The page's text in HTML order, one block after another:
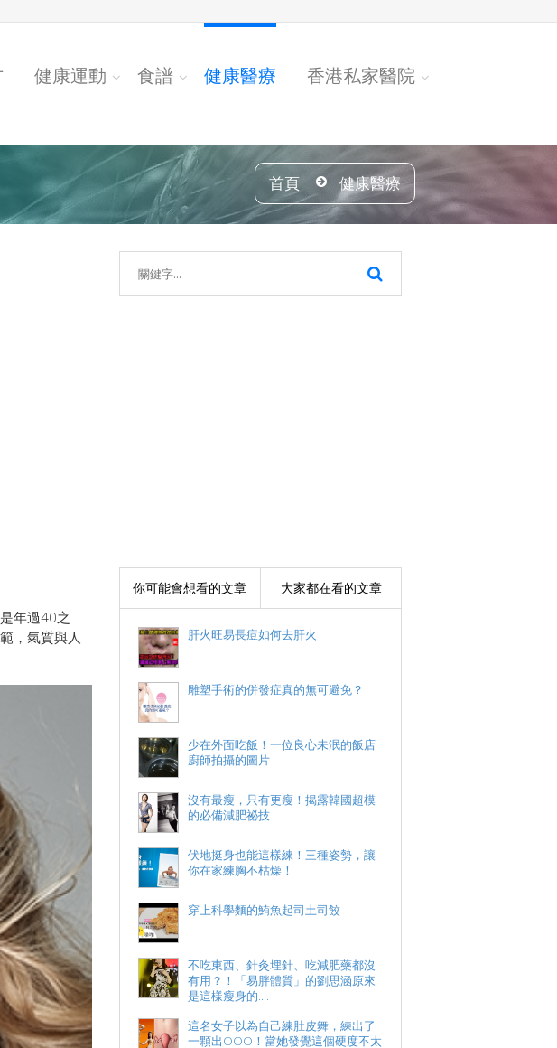
健康運動 食譜 健康醫療 香港私家醫院
首頁 健康醫療
年過40之
，氣質與人
你可能會想看的文章 大家都在看的文章
肝火旺易長痘如何去肝火
雕塑手術的併發症真的無可避免？
少在外面吃飯！一位良心未泯的飯店
廚師拍攝的圖片
沒有最瘦，只有更瘦！揭露韓國超模
的必備減肥祕技
伏地挺身也能這樣練！三種姿勢，讓
你在家練胸不枯燥！
穿上科學麵的鮪魚起司土司餃
不吃東西、針灸埋針、吃減肥藥都沒
有用？！「易胖體質」的劉思涵原來
是這樣瘦身的....
這名女子以為自己練肚皮舞，練出了
一顆出OOO！當她發覺這個硬度不太